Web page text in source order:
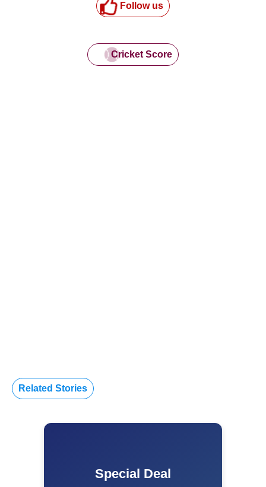
Follow us
Cricket Score
Related Stories
Special Deal